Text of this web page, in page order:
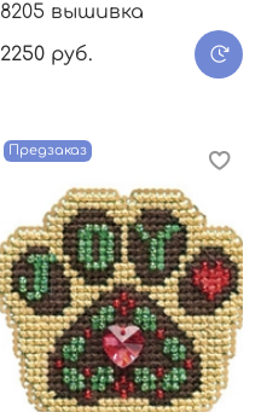
8205 вышивка
2250 руб.
Предзаказ